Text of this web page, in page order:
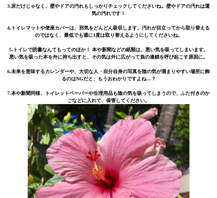
3.床だけじゃなく、壁やドアの汚れもしっかりチェックしてくださいね。壁やドアの汚れは運
気の汚れです！
4.トイレマットや便座カバーは、邪気をどんどん吸収します。汚れが目立ってから取り替える
のではなく、最低でも週に1度は取り替えるようにしてくださいね。
5.トイレで読書なんてもってのほか！ 本や新聞などの紙類は、悪い気を吸ってしまいます。
悪い気を吸った本を外に持ち出すと、その気は外に広がって負の連鎖を呼び起こす原因に。
6.未来を意味するカレンダーや、大切な人・自分自身の写真を陰の気が溜まりやすい場所に飾
るのはNGだと、もうおわかりですよね…？
7.本や新聞同様、トイレットペーパーや生理用品も陰の気を吸ってしまうので、ふた付きのか
ごなどに入れて、保管してください。